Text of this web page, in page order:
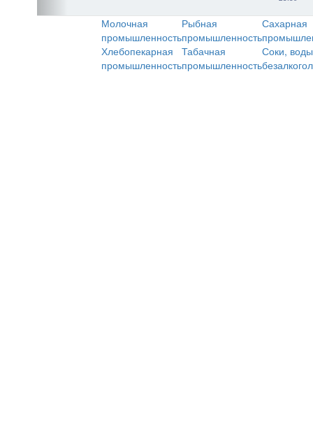
Молочная
промышленность
Рыбная
промышленность
Сахарная
Хлебопекарная
промышленность
Табачная
промышленность
Соки,